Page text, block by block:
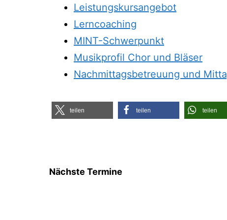
Leis­tungs­kurs­an­ge­bot
Lern­coa­ching
MINT-Schwer­punkt
Musik­pro­fil Chor und Bläser
Nach­mit­tags­be­treu­ung und
tei­len tei­len tei­len
Nächste Termine